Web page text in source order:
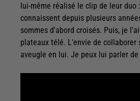
lui-même réalisé le clip de leur duo
connaissent depuis plusieurs
sommes d'abord croisés. Puis, je
plateaux télé. L'envie de collaborer
aveugle en lui. Je peux lui parler